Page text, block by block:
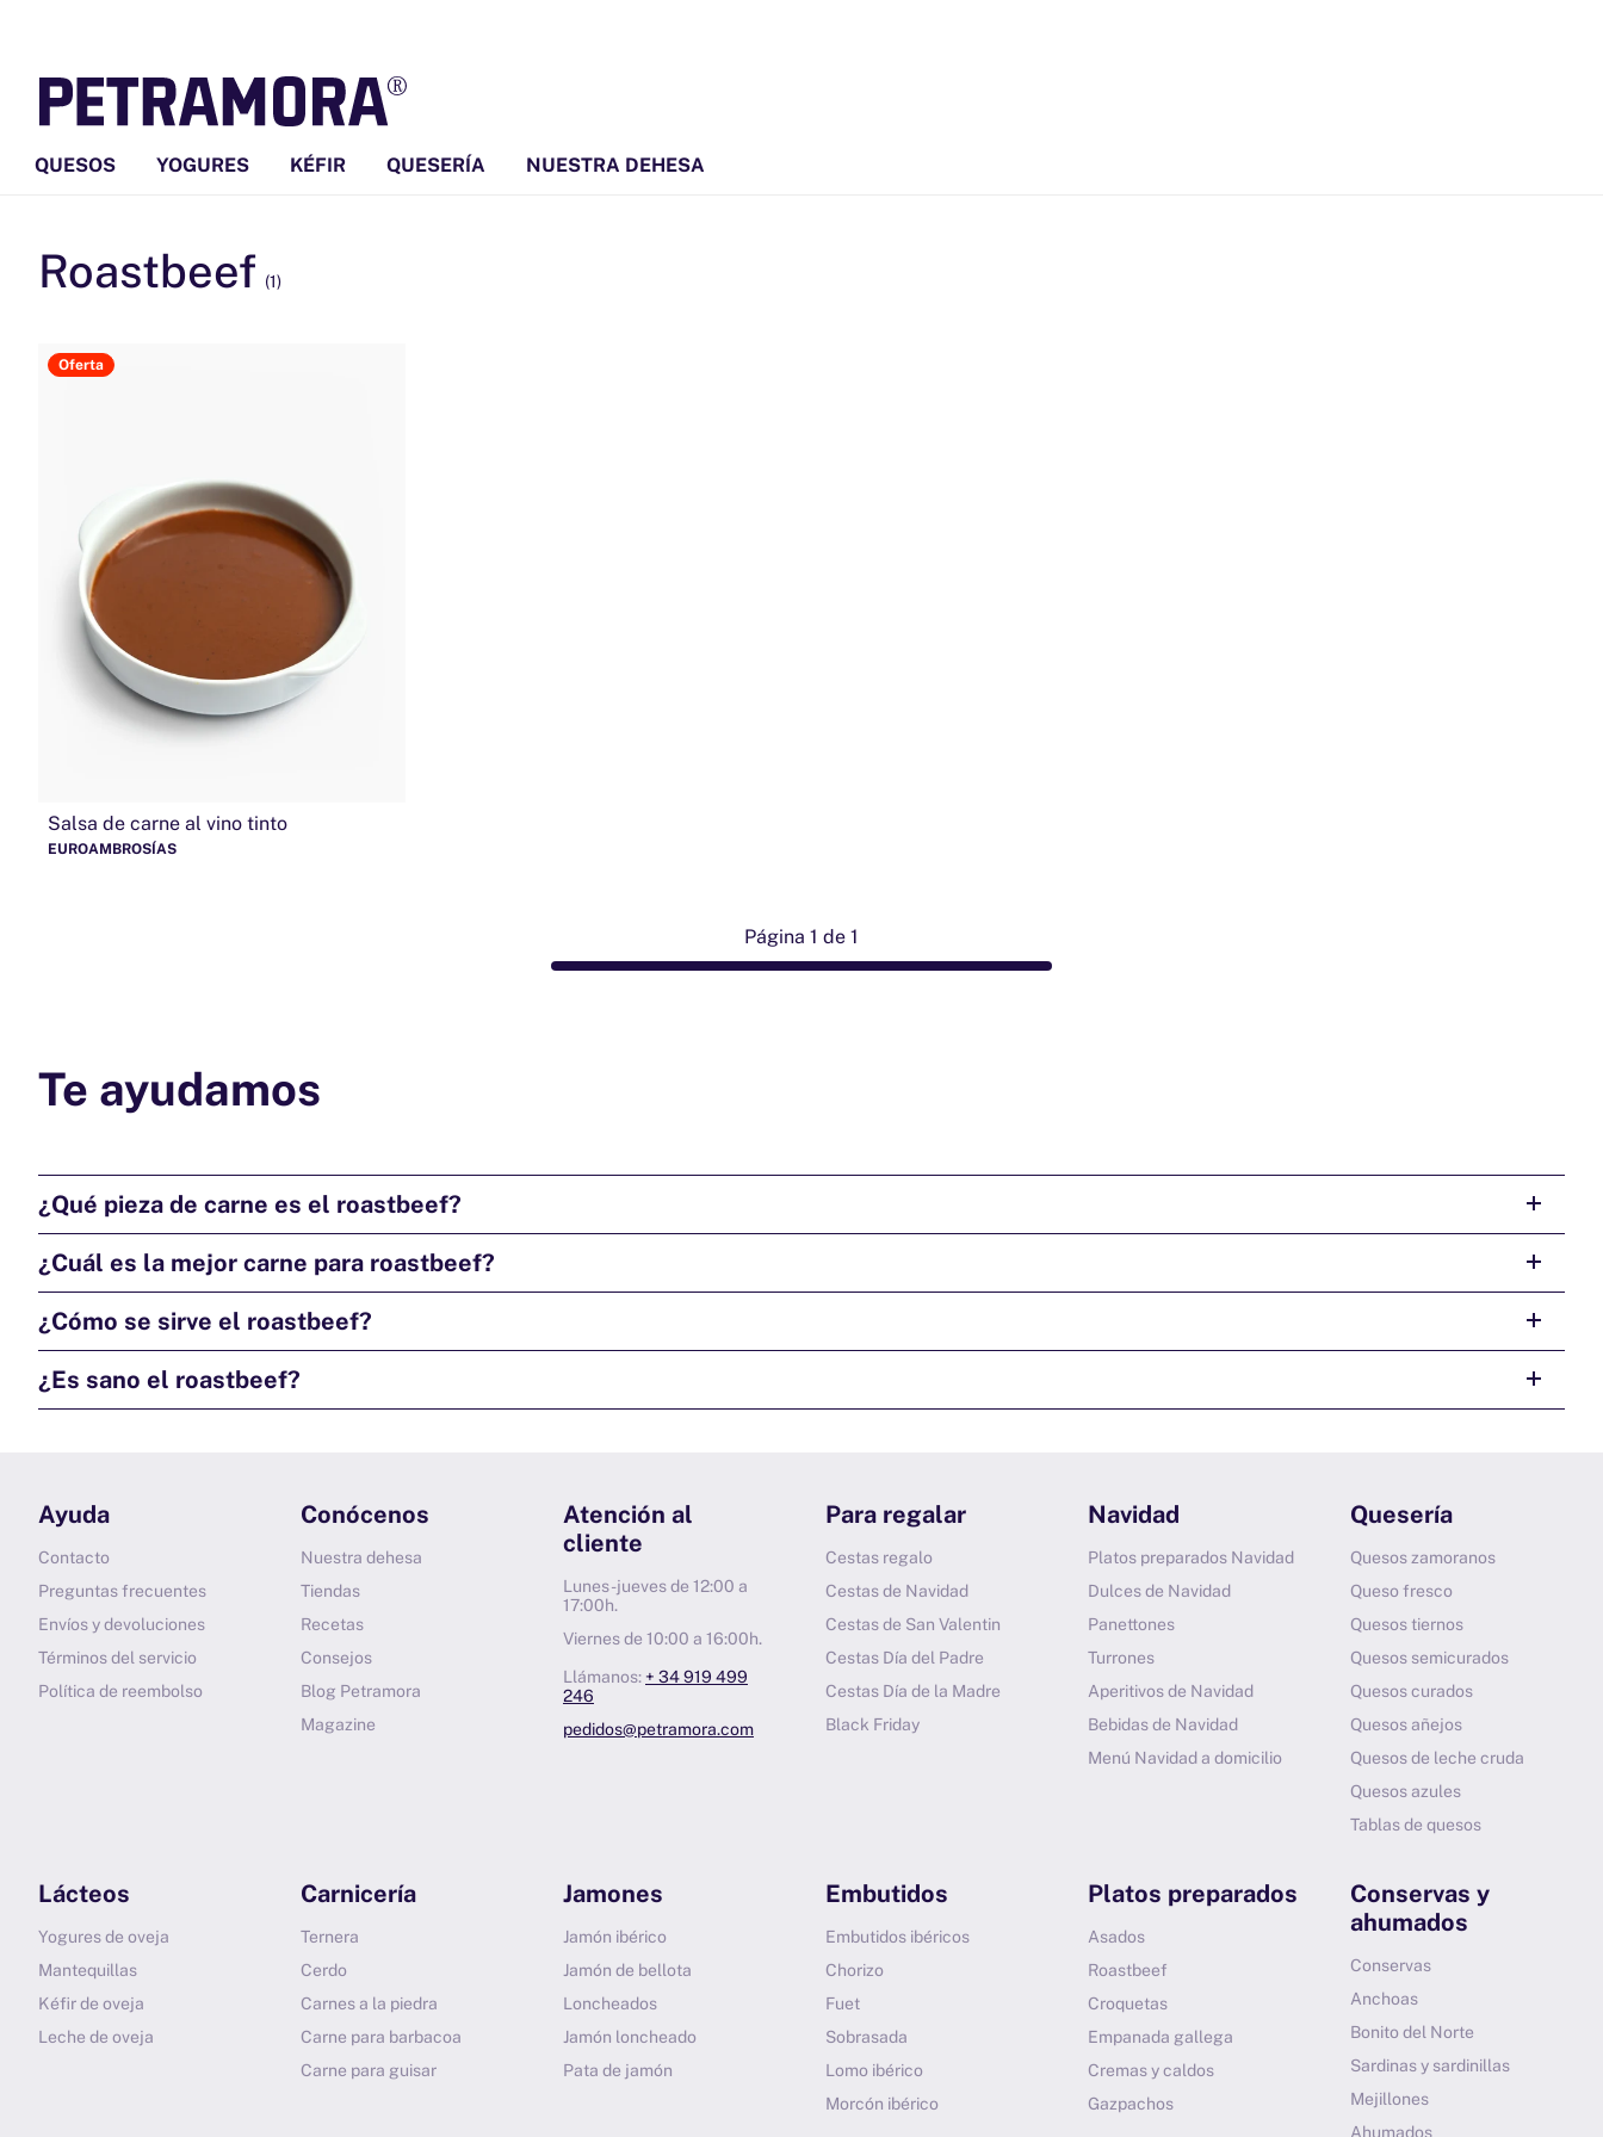
QUESOS YOGURES KÉFIR QUESERÍA NUESTRA DEHESA
Roastbeef (1)
Oferta
Salsa de carne al vino tinto
EUROAMBROSÍAS
Página 1 de 1
Te ayudamos
¿Qué pieza de carne es el roastbeef?
¿Cuál es la mejor carne para roastbeef?
¿Cómo se sirve el roastbeef?
¿Es sano el roastbeef?
Ayuda
Contacto
Preguntas frecuentes
Envíos y devoluciones
Términos del servicio
Política de reembolso
Conócenos
Nuestra dehesa
Tiendas
Recetas
Consejos
Blog Petramora
Magazine
Atención al
cliente
Lunes-jueves de 12:00 a
17:00h.
Viernes de 10:00 a 16:00h.
Llámanos: + 34 919 499
246
pedidos@petramora.com
Para regalar
Cestas regalo
Cestas de Navidad
Cestas de San Valentin
Cestas Día del Padre
Cestas Día de la Madre
Black Friday
Navidad
Platos preparados Navidad
Dulces de Navidad
Panettones
Turrones
Aperitivos de Navidad
Bebidas de Navidad
Menú Navidad a domicilio
Quesería
Quesos zamoranos
Queso fresco
Quesos tiernos
Quesos semicurados
Quesos curados
Quesos añejos
Quesos de leche cruda
Quesos azules
Tablas de quesos
Lácteos
Yogures de oveja
Mantequillas
Kéfir de oveja
Leche de oveja
Carnicería
Ternera
Cerdo
Carnes a la piedra
Carne para barbacoa
Carne para guisar
Jamones
Jamón ibérico
Jamón de bellota
Loncheados
Jamón loncheado
Pata de jamón
Embutidos
Embutidos ibéricos
Chorizo
Fuet
Sobrasada
Lomo ibérico
Morcón ibérico
Platos preparados
Asados
Roastbeef
Croquetas
Empanada gallega
Cremas y caldos
Gazpachos
Conservas y
ahumados
Conservas
Anchoas
Bonito del Norte
Sardinas y sardinillas
Mejillones
Ahumados